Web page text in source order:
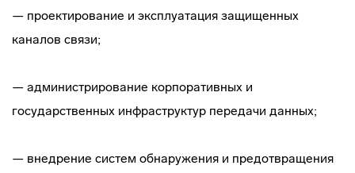
— проектирование и эксплуатация защищенных
каналов связи;
— администрирование корпоративных и
государственных инфраструктур передачи данных;
— внедрение систем обнаружения и предотвращения